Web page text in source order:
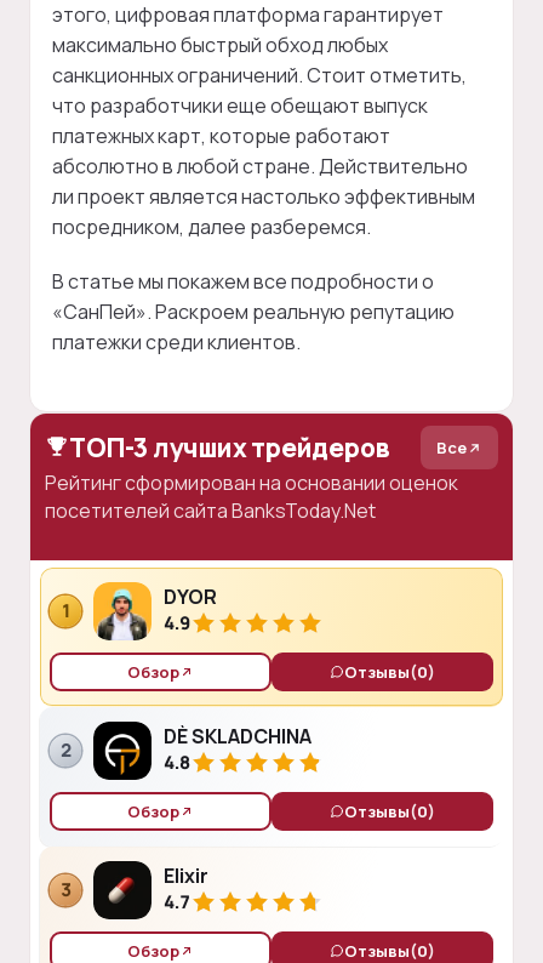
этого, цифровая платформа гарантирует
максимально быстрый обход любых
санкционных ограничений. Стоит отметить,
что разработчики еще обещают выпуск
платежных карт, которые работают
абсолютно в любой стране. Действительно
ли проект является настолько эффективным
посредником, далее разберемся.
В статье мы покажем все подробности о
«СанПей». Раскроем реальную репутацию
платежки среди клиентов.
ТОП-3 лучших трейдеров Все
Рейтинг сформирован на основании оценок
посетителей сайта BanksToday.Net
1
DYOR
4.9
Обзор Отзывы(0)
2
DÈ SKLADCHINA
4.8
Обзор Отзывы(0)
3
Elixir
4.7
Обзор Отзывы(0)